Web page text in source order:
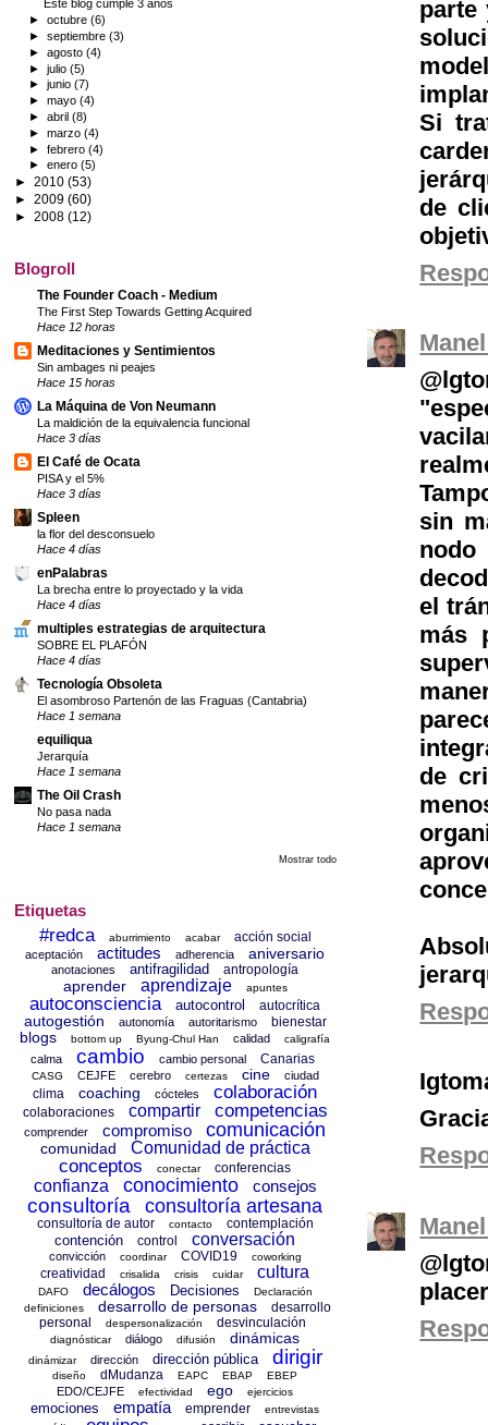
parte
Si
de
sin
el
más
de
Este blog cumple 3 años
►octubre(6)
►septiembre(3)
►agosto(4)
►julio(5)
►junio(7)
►mayo(4)
►abril(8)
►marzo(4)
►febrero(4)
►enero(5)
► 2010 (53)
► 2009 (60)
► 2008 (12)
Blogroll
The Founder Coach - Medium
The First Step Towards Getting Acquired
Hace 12 horas
Meditaciones y Sentimientos
Sin ambages ni peajes
Hace 15 horas
La Máquina de Von Neumann
La maldición de la equivalencia funcional
Hace 3 días
El Café de Ocata
PISA y el 5%
Hace 3 días
Spleen
la flor del desconsuelo
Hace 4 días
enPalabras
La brecha entre lo proyectado y la vida
Hace 4 días
multiples estrategias de arquitectura
SOBRE EL PLAFÓN
Hace 4 días
Tecnología Obsoleta
El asombroso Partenón de las Fraguas (Cantabria)
Hace 1 semana
equiliqua
Jerarquía
Hace 1 semana
The Oil Crash
No pasa nada
Hace 1 semana
Mostrar todo
Etiquetas
#redca aburrimiento acabar acción social
aceptación actitudes adherencia aniversario
anotaciones antifragilidad antropología
aprender aprendizaje apuntes
autoconsciencia autocontrol autocrítica
autogestión autonomía autoritarismo bienestar
blogs bottom up Byung-Chul Han calidad caligrafía
calma cambio cambio personal Canarias
CASG CEJFE cerebro certezas cine ciudad
clima coaching cócteles colaboración
colaboraciones compartir competencias
comprender compromiso comunicación
comunidad Comunidad de práctica
conceptos conectar conferencias
confianza conocimiento consejos
consultoría consultoría artesana
consultoría de autor contacto contemplación
contención control conversación
convicción coordinar COVID19 coworking
creatividad crisalida crisis cuidar cultura
DAFO decálogos Decisiones
Declaración
definiciones
desarrollo de personas
desarrollo
personal
despersonalización desvinculación
diagnósticar diálogo difusión dinámicas
dinámizar dirección dirección pública dirigir
diseño dMudanza EAPC EBAP EBEP
EDO/CEJFE efectividad ego ejercicios
emociones empatía emprender
entrevistas